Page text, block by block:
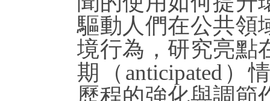
驅動人們在公共領
境行為，研究亮點
期（anticipated）
歷程的強化與調節